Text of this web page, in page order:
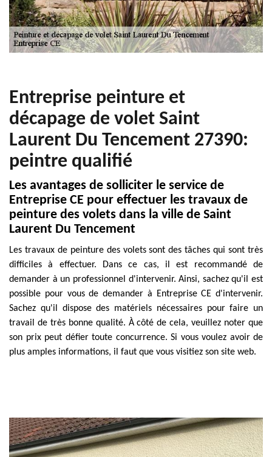
Entreprise peinture et
décapage de volet Saint
Laurent Du Tencement 27390:
peintre qualifié
Les avantages de solliciter le service de
Entreprise CE pour effectuer les travaux de
peinture des volets dans la ville de Saint
Laurent Du Tencement
Les travaux de peinture des volets sont des tâches qui sont très
difficiles à effectuer. Dans ce cas, il est recommandé de
demander à un professionnel d'intervenir. Ainsi, sachez qu'il est
possible pour vous de demander à Entreprise CE d'intervenir.
Sachez qu'il dispose des matériels nécessaires pour faire un
travail de très bonne qualité. À côté de cela, veuillez noter que
son prix peut défier toute concurrence. Si vous voulez avoir de
plus amples informations, il faut que vous visitiez son site web.